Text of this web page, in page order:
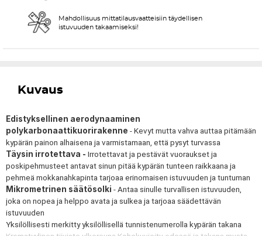
Mahdollisuus mittatilausvaatteisiin täydellisen
istuvuuden takaamiseksi!
Kuvaus
Edistyksellinen aerodynaaminen
polykarbonaattikuorirakenne - Kevyt mutta vahva auttaa pitämään
kypärän painon alhaisena ja varmistamaan, että pysyt turvassa
Täysin irrotettava - Irrotettavat ja pestävät vuoraukset ja
poskipehmusteet antavat sinun pitää kypärän tunteen raikkaana ja
pehmeä mokkanahkapinta tarjoaa erinomaisen istuvuuden ja tuntuman
Mikrometrinen säätösolki - Antaa sinulle turvallisen istuvuuden,
joka on nopea ja helppo avata ja sulkea ja tarjoaa säädettävän
istuvuuden
Yksilöllisesti merkitty yksilöllisellä tunnistenumerolla kypärän takana